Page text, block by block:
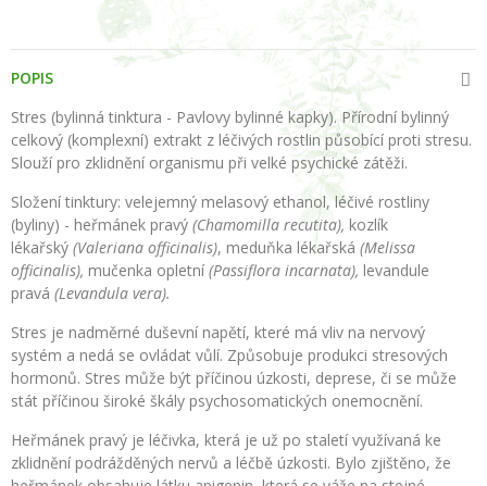
POPIS
Stres (bylinná tinktura - Pavlovy bylinné kapky). Přírodní bylinný
celkový (komplexní) extrakt z léčivých rostlin působící proti stresu.
Slouží pro zklidnění organismu při velké psychické zátěži.
Složení tinktury: velejemný melasový ethanol, léčivé rostliny
(byliny) - heřmánek pravý (Chamomilla recutita), kozlík
lékařský (Valeriana officinalis), meduňka lékařská (Melissa
officinalis), mučenka opletní (Passiflora incarnata), levandule
pravá (Levandula vera).
Stres je nadměrné duševní napětí, které má vliv na nervový
systém a nedá se ovládat vůlí. Způsobuje produkci stresových
hormonů. Stres může být příčinou úzkosti, deprese, či se může
stát příčinou široké škály psychosomatických onemocnění.
Heřmánek pravý je léčivka, která je už po staletí využívaná ke
zklidnění podrážděných nervů a léčbě úzkosti. Bylo zjištěno, že